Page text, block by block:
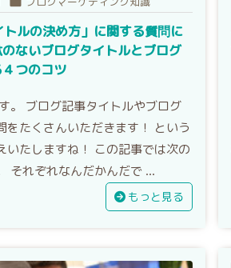
トルの決め方」に関する質問に
ないブログタイトルとブログ
つのコツ
。 ブログ記事タイトルやブログ
をたくさんいただきます！ という
いたしますね！ この記事では次の
それぞれなんだかんだで ...
もっと見る